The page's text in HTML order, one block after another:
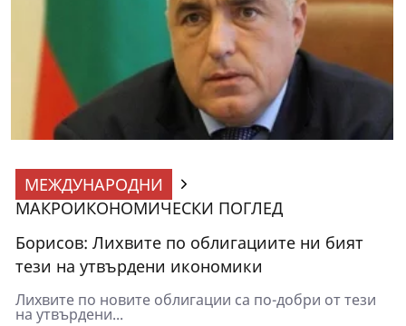
МЕЖДУНАРОДНИ
МАКРОИКОНОМИЧЕСКИ ПОГЛЕД
Борисов: Лихвите по облигациите ни бият
тези на утвърдени икономики
Лихвите по новите облигации са по-добри от тези
на утвърдени...